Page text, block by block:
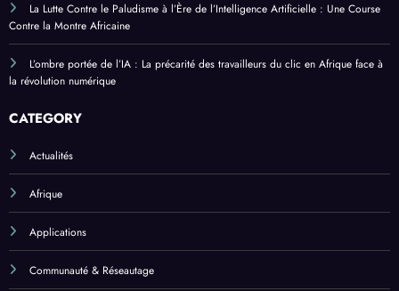
La Lutte Contre le Paludisme à l’Ère de l’Intelligence Artificielle : Une Course
Contre la Montre Africaine
L’ombre portée de l’IA : La précarité des travailleurs du clic en Afrique face à
la révolution numérique
CATEGORY
Actualités
Afrique
Applications
Communauté & Réseautage